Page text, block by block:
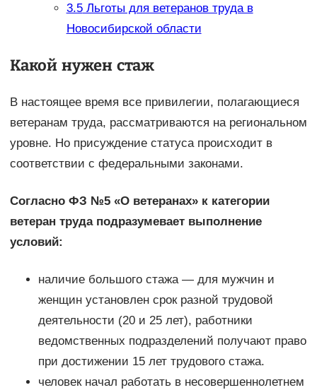
3.5Льготы для ветеранов труда в
Новосибирской области
Какой нужен стаж
В настоящее время все привилегии, полагающиеся
ветеранам труда, рассматриваются на региональном
уровне. Но присуждение статуса происходит в
соответствии с федеральными законами.
Согласно ФЗ №5 «О ветеранах» к категории
ветеран труда подразумевает выполнение
условий:
наличие большого стажа — для мужчин и
женщин установлен срок разной трудовой
деятельности (20 и 25 лет), работники
ведомственных подразделений получают право
при достижении 15 лет трудового стажа.
человек начал работать в несовершеннолетнем